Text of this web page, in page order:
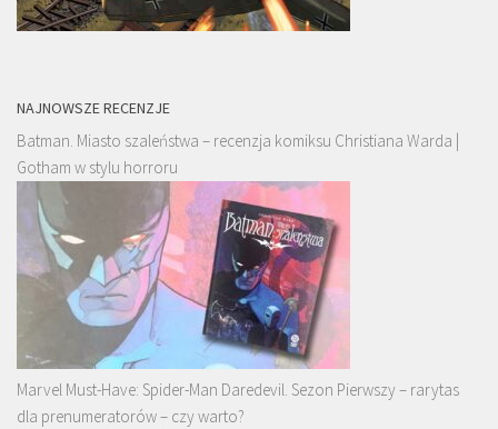
NAJNOWSZE RECENZJE
Batman. Miasto szaleństwa – recenzja komiksu Christiana Warda |
Gotham w stylu horroru
Marvel Must-Have: Spider-Man Daredevil. Sezon Pierwszy – rarytas
dla prenumeratorów – czy warto?